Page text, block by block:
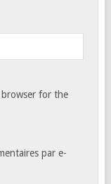
browser for the
par e-